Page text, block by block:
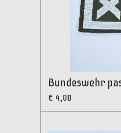
Bundeswehr
€ 4,00